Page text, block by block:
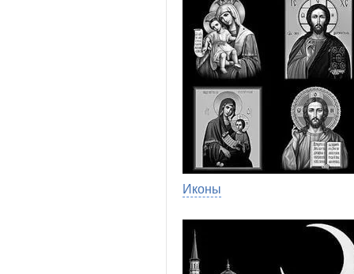
Иконы